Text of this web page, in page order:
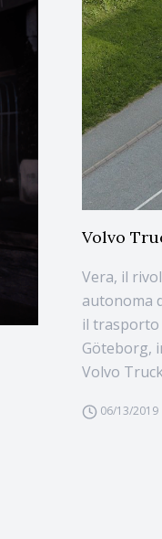
Volvo
Vera, il
autonoma
il trasporto
Göteborg,
Volvo
06/13/2019